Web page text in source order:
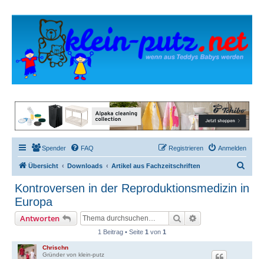
Spender FAQ Anmelden
Registrieren
Übersicht Downloads Artikel aus Fachzeitschriften
c
Kontroversen in der Reproduktionsmedizin in
Europa
Antworten Suche
1 Beitrag • Seite 1 von 1
Chrischn
Gründer von klein-putz